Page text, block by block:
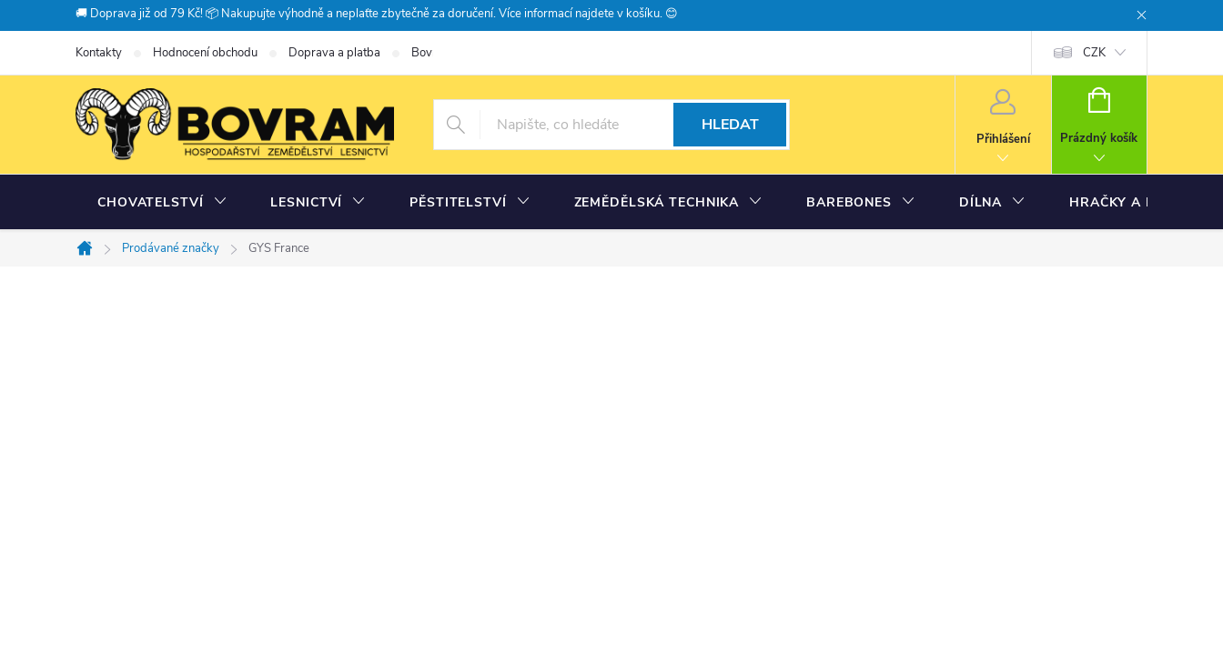
na
🚚 Doprava již od 79 Kč! 📦 Nakupujte výhodně a neplaťte zbytečně za doručení. Více informací najdete v košíku. 😊
Kontakty Hodnocení obchodu Doprava a platba Bovramova poradna CZK
HLEDAT
Přihlášení
NÁKUPNÍ
Prázdný košík
CHOVATELSTVÍ LESNICTVÍ PĚSTITELSTVÍ ZEMĚDĚLSKÁ TECHNIKA BAREBONES DÍLNA HRAČKY A MODELY
Domů
Prodávané značky GYS France